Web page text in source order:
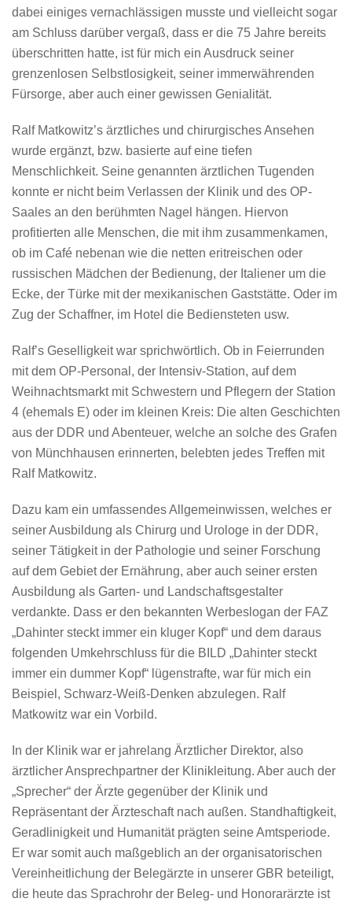
dabei einiges vernachlässigen musste und vielleicht sogar
am Schluss darüber vergaß, dass er die 75 Jahre bereits
überschritten hatte, ist für mich ein Ausdruck seiner
grenzenlosen Selbstlosigkeit, seiner immerwährenden
Fürsorge, aber auch einer gewissen Genialität.
Ralf Matkowitz’s ärztliches und chirurgisches Ansehen
wurde ergänzt, bzw. basierte auf eine tiefen
Menschlichkeit. Seine genannten ärztlichen Tugenden
konnte er nicht beim Verlassen der Klinik und des OP-
Saales an den berühmten Nagel hängen. Hiervon
profitierten alle Menschen, die mit ihm zusammenkamen,
ob im Café nebenan wie die netten eritreischen oder
russischen Mädchen der Bedienung, der Italiener um die
Ecke, der Türke mit der mexikanischen Gaststätte. Oder im
Zug der Schaffner, im Hotel die Bediensteten usw.
Ralf’s Geselligkeit war sprichwörtlich. Ob in Feierrunden
mit dem OP-Personal, der Intensiv-Station, auf dem
Weihnachtsmarkt mit Schwestern und Pflegern der Station
4 (ehemals E) oder im kleinen Kreis: Die alten Geschichten
aus der DDR und Abenteuer, welche an solche des Grafen
von Münchhausen erinnerten, belebten jedes Treffen mit
Ralf Matkowitz.
Dazu kam ein umfassendes Allgemeinwissen, welches er
seiner Ausbildung als Chirurg und Urologe in der DDR,
seiner Tätigkeit in der Pathologie und seiner Forschung
auf dem Gebiet der Ernährung, aber auch seiner ersten
Ausbildung als Garten- und Landschaftsgestalter
verdankte. Dass er den bekannten Werbeslogan der FAZ
„Dahinter steckt immer ein kluger Kopf“ und dem daraus
folgenden Umkehrschluss für die BILD „Dahinter steckt
immer ein dummer Kopf“ lügenstrafte, war für mich ein
Beispiel, Schwarz-Weiß-Denken abzulegen. Ralf
Matkowitz war ein Vorbild.
In der Klinik war er jahrelang Ärztlicher Direktor, also
ärztlicher Ansprechpartner der Klinikleitung. Aber auch der
„Sprecher“ der Ärzte gegenüber der Klinik und
Repräsentant der Ärzteschaft nach außen. Standhaftigkeit,
Geradlinigkeit und Humanität prägten seine Amtsperiode.
Er war somit auch maßgeblich an der organisatorischen
Vereinheitlichung der Belegärzte in unserer GBR beteiligt,
die heute das Sprachrohr der Beleg- und Honorarärzte ist